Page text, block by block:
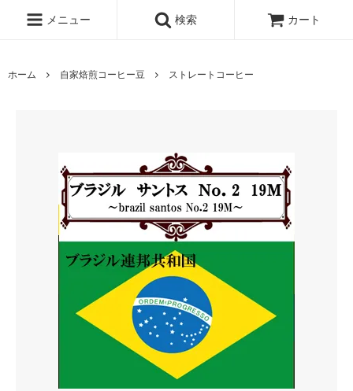
メニュー 検索 カート
ホーム 自家焙煎コーヒー豆 ストレートコーヒー